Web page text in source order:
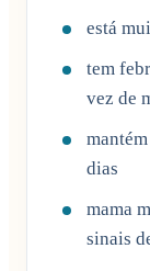
está
tem
vez de
dias
mama
sinais